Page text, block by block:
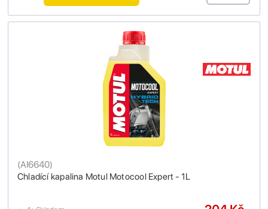
Chladící kapalina Motul Motocool Expert - 1L
(AI6640)